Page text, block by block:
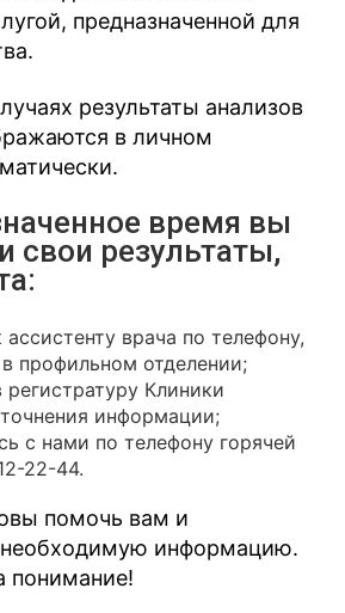
предназначенной для
результаты анализов
в личном
время вы
свои результаты,
ассистенту врача по телефону,
профильном отделении;
регистратуру Клиники
информации;
с нами по телефону горячей
22-44.
помочь вам и
необходимую информацию.
понимание!